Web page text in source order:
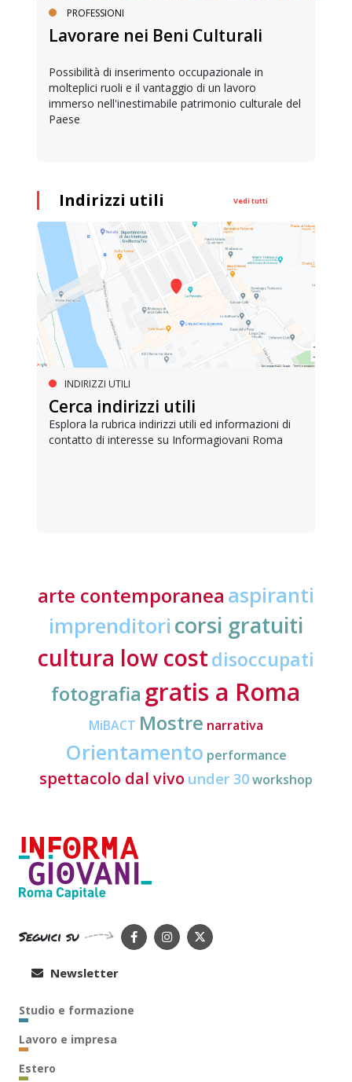
PROFESSIONI
Lavorare nei Beni Culturali
Possibilità di inserimento occupazionale in
molteplici ruoli e il vantaggio di un lavoro
immerso nell'inestimabile patrimonio culturale del
Paese
Indirizzi utili Vedi tutti
INDIRIZZI UTILI
Cerca indirizzi utili
Esplora la rubrica indirizzi utili ed informazioni di
contatto di interesse su Informagiovani Roma
arte contemporanea aspiranti
imprenditori corsi gratuiti
cultura low costdisoccupati
fotografia gratis a Roma
MiBACT Mostre narrativa
Orientamento performance
spettacolo dal vivo under 30workshop
Seguici su
Newsletter
Studio e formazione
Lavoro e impresa
Estero